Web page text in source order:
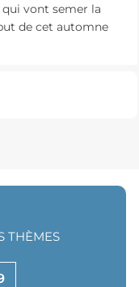
vont semer la
de cet automne
THÈMES